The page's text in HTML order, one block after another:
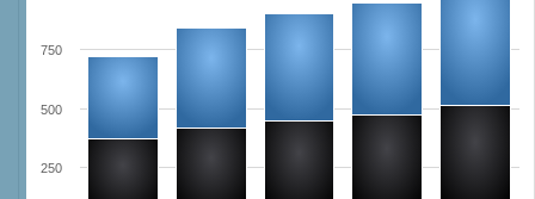
250
500
750